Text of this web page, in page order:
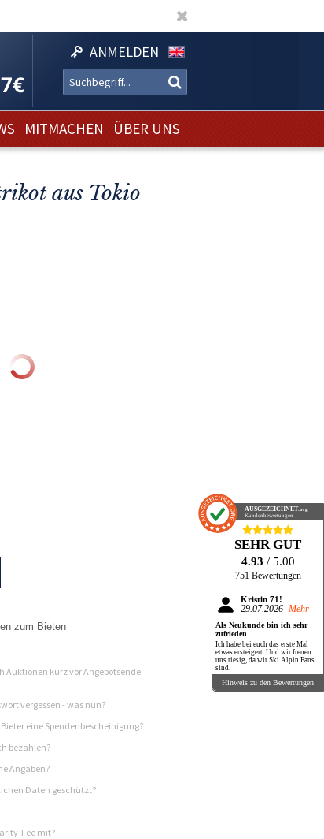
ANMELDEN
MITMACHEN ÜBER UNS
aus Tokio
zum Bieten
Auktionen kurz vor Angebotsende
vergessen - was nun?
eine Spendenbescheinigung?
bezahlen?
Angaben?
Daten geschützt?
Fee mit?
AUSGEZEICHNET .org
Kundenbewertungen
SEHR GUT
4.93 / 5.00
751 Bewertungen
Kristin 71!
29.07.2026 Mehr
Als Neukunde bin ich sehr
zufrieden
Ich habe bei euch das erste Mal
etwas ersteigert. Und wir freuen
uns riesig, da wir Ski Alpin Fans
sind.
Hinweis zu den Bewertungen